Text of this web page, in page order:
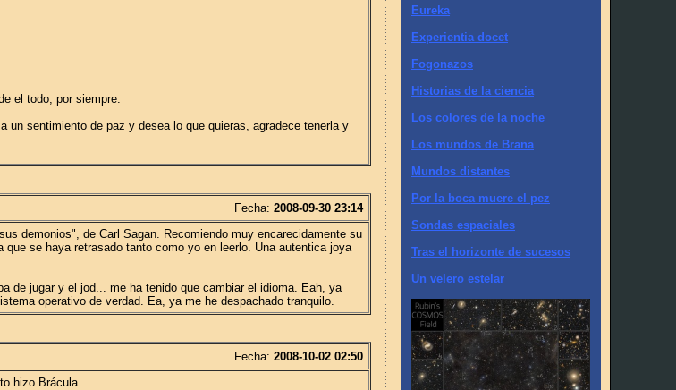
el todo, por siempre.
sentimiento de paz y desea lo que quieras, agradece tenerla y
Fecha: 2008-09-30 23:14
demonios", de Carl Sagan. Recomiendo muy encarecidamente su
que se haya retrasado tanto como yo en leerlo. Una autentica joya
de jugar y el jod... me ha tenido que cambiar el idioma. Eah, ya
operativo de verdad. Ea, ya me he despachado tranquilo.
Fecha: 2008-10-02 02:50
hizo Brácula...
Eureka
Experientia docet
Fogonazos
Historias de la ciencia
Los colores de la noche
Los mundos de Brana
Mundos distantes
Por la boca muere el pez
Sondas espaciales
Tras el horizonte de sucesos
Un velero estelar